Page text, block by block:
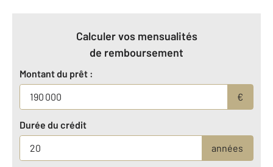
Calculer vos mensualités
de remboursement
Montant du prêt :
€
Durée du crédit
années